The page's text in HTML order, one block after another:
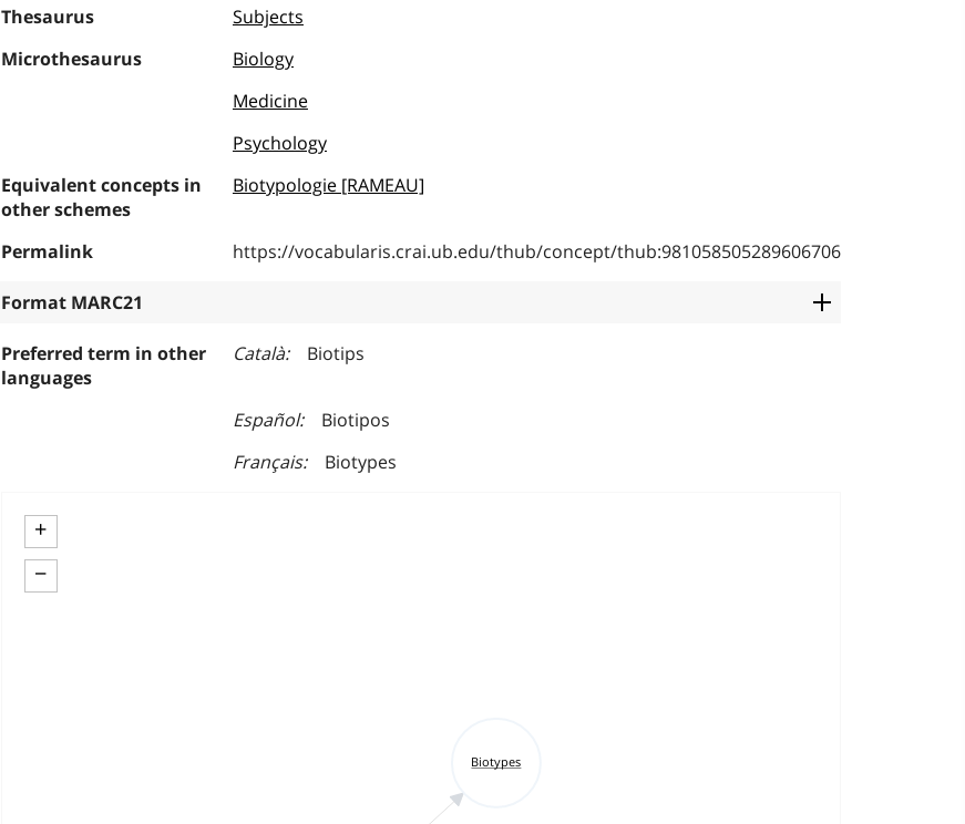
Thesaurus
Subjects
Microthesaurus
Biology
Medicine
Psychology
Equivalent concepts in
other schemes
Biotypologie [RAMEAU]
Permalink https://vocabularis.crai.ub.edu/thub/concept/thub:981058505289606706
Format MARC21
Preferred term in other
languages
Català Biotips
Español
Biotipos
Français
Biotypes
+
−
Biotypes